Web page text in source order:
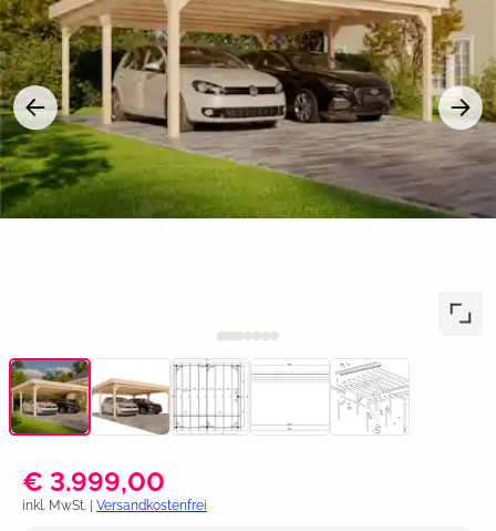
€ 3.999,00
inkl. MwSt. | Versandkostenfrei